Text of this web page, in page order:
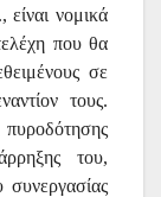
νομικά
που θα
σε
τους.
πυροδότησης
του,
συνεργασίας